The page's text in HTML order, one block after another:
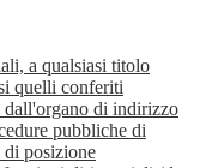
a qualsiasi titolo
quelli conferiti
dall'organo di indirizzo
pubbliche di
di posizione